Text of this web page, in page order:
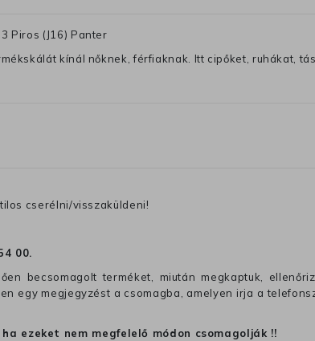
Piros (J16) Panter
kínál nőknek, férfiaknak. Itt cipőket, ruhákat,
cserélni/visszaküldeni!
00.
becsomagolt terméket, miután megkaptuk,
egy megjegyzést a csomagba, amelyen irja a
ezeket nem megfelelő módon csomagolják !!